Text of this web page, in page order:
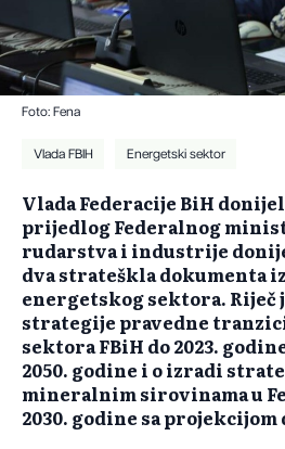
Foto: Fena
Vlada FBIH Energetski sektor
Vlada Federacije BiH
prijedlog Federalnog
rudarstva i industrije
dva strateškla dokumenta
energetskog sektora. Riječ
strategije pravedne
sektora FBiH do 2023.
2050. godine i o izradi
mineralnim sirovinama u
2030. godine sa projekcijom